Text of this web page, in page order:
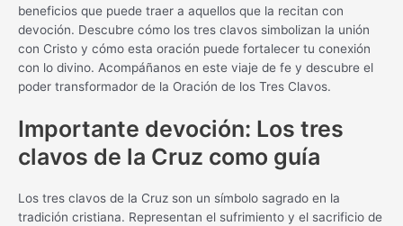
beneficios que puede traer a aquellos que la recitan con
devoción. Descubre cómo los tres clavos simbolizan la unión
con Cristo y cómo esta oración puede fortalecer tu conexión
con lo divino. Acompáñanos en este viaje de fe y descubre el
poder transformador de la Oración de los Tres Clavos.
Importante devoción: Los tres
clavos de la Cruz como guía
Los tres clavos de la Cruz son un símbolo sagrado en la
tradición cristiana. Representan el sufrimiento y el sacrificio de